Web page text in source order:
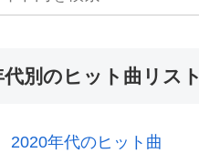
代別のヒット曲リスト
2020年代のヒット曲